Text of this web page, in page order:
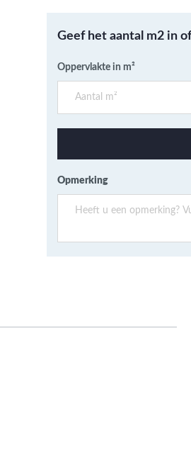
Geef het aantal m2 in
Oppervlakte in m²
Opmerking